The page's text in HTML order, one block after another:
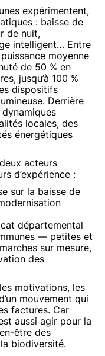
expérimentent,
: baisse de
de nuit,
intelligent… Entre
moyenne
de 50 % en
jusqu’à 100 %
dispositifs
Derrière
locales, des
énergétiques
acteurs
d’expérience :
sur la baisse de
départemental
— petites et
sur mesure,
des
motivations, les
mouvement qui
factures. Car
aussi agir pour la
être des
biodiversité.